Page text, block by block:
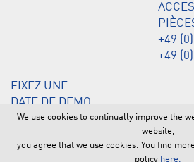
+49
+49
FIXEZ UNE
DATE DE DEMO
+49 (0) 5242 9646-12
© 2026 by BMS Bau-Maschinen-
We use cookies to continually improve the
website,
you agree that we use cookies. You find
policy here.